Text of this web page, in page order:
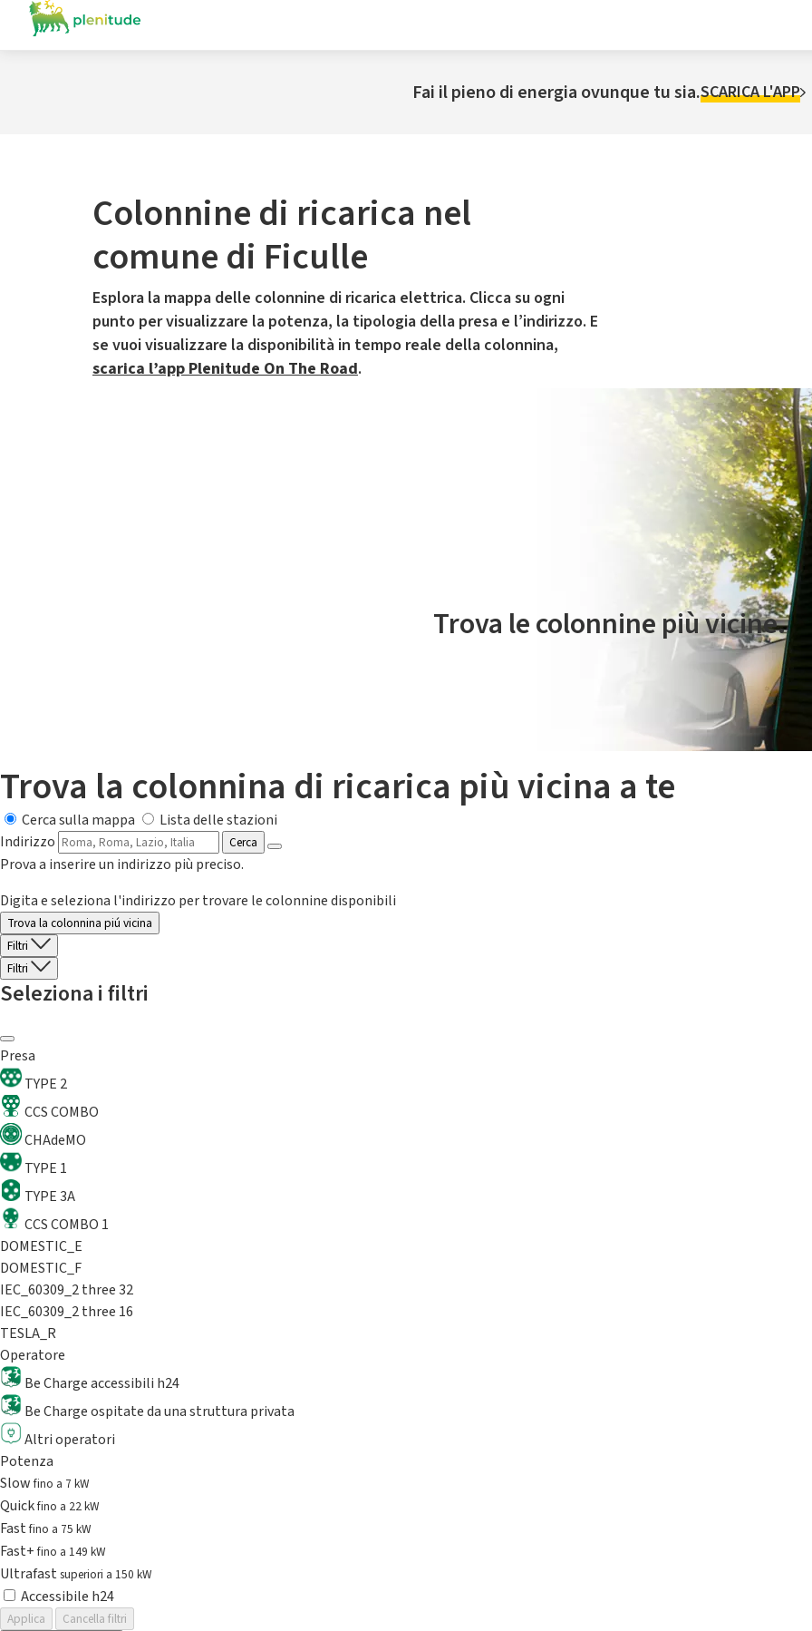
Fai il pieno di energia ovunque tu sia.SCARICA L'APP
Colonnine di ricarica nel
comune di Ficulle
Esplora la mappa delle colonnine di ricarica elettrica. Clicca su ogni
punto per visualizzare la potenza, la tipologia della presa e l’indirizzo. E
se vuoi visualizzare la disponibilità in tempo reale della colonnina,
scarica l’app Plenitude On The Road.
Il servizio di mobilità elettrica è gestito da Plenitude On The Road
Trova le colonnine più vicine.
Trova la colonnina di ricarica più vicina a te
Cerca sulla mappa
Lista delle stazioni
Indirizzo
Cerca
Prova a inserire un indirizzo più preciso.
Digita e seleziona l'indirizzo per trovare le colonnine disponibili
Trova la colonnina piú vicina
Filtri
Filtri
Seleziona i filtri
Presa
TYPE 2
CCS COMBO
CHAdeMO
TYPE 1
TYPE 3A
CCS COMBO 1
DOMESTIC_E
DOMESTIC_F
IEC_60309_2 three 32
IEC_60309_2 three 16
TESLA_R
Operatore
Be Charge accessibili h24
Be Charge ospitate da una struttura privata
Altri operatori
Potenza
Slowfino a 7 kW
Quickfino a 22 kW
Fastfino a 75 kW
Fast+fino a 149 kW
Ultrafast superiori a 150 kW
Accessibile h24
Applica
Cancella filtri